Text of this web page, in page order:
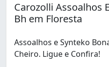
Carozolli Assoalhos
Bh em Floresta
Assoalhos e Synteko
Cheiro. Ligue e Confira!